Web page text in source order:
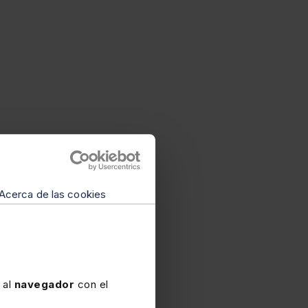
de las cookies
navegador con el